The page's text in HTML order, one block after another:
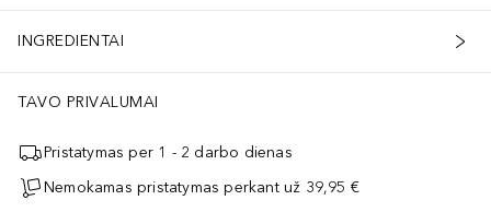
INGREDIENTAI
TAVO PRIVALUMAI
Pristatymas per 1 - 2 darbo dienas
Nemokamas pristatymas perkant už 39,95 €